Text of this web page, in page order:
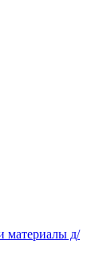
материалы д/